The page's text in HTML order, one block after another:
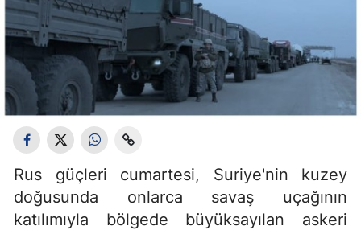
Rus güçleri cumartesi, Suriye'nin kuzey
doğusunda onlarca savaş uçağının
katılımıyla bölgede büyüksayılan askeri